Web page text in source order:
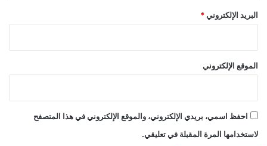
البريد الإلكتروني *
الموقع الإلكتروني
احفظ اسمي، بريدي الإلكتروني، والموقع الإلكتروني في هذا المتصفح
لاستخدامها المرة المقبلة في تعليقي.